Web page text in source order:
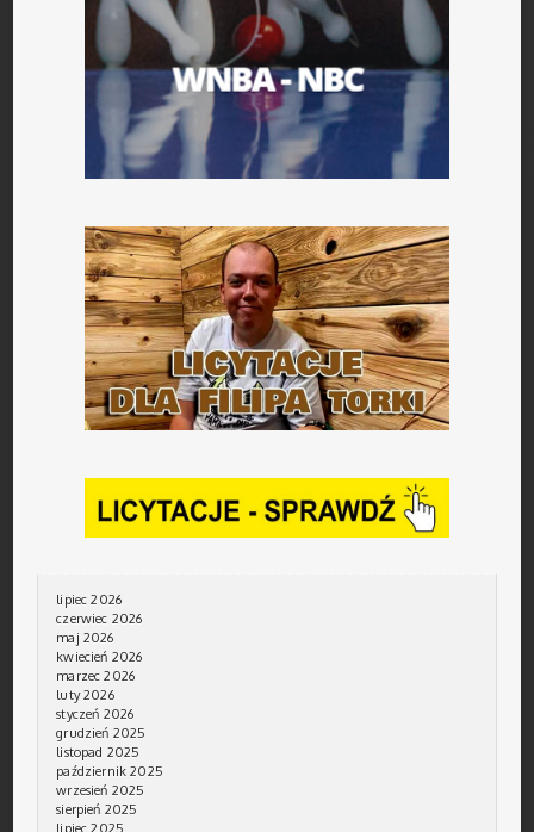
lipiec 2026
czerwiec 2026
maj 2026
kwiecień 2026
marzec 2026
luty 2026
styczeń 2026
grudzień 2025
listopad 2025
październik 2025
wrzesień 2025
sierpień 2025
lipiec 2025